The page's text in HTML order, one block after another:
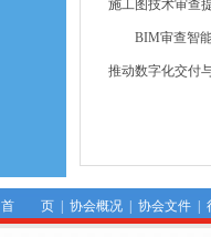
施工图技术审查
BIM审查智能
推动数字化交付
首 页| 协会概况| 协会文件|